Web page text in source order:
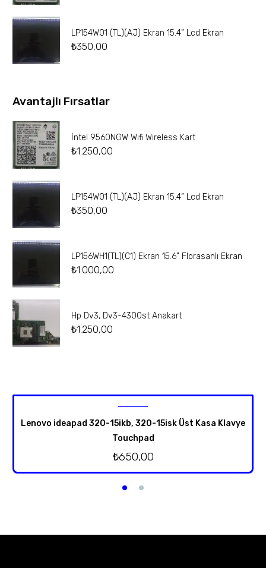
LP154W01 (TL)(AJ) Ekran 15.4” Lcd Ekran
₺350,00
Avantajlı Fırsatlar
İntel 9560NGW Wifi Wireless Kart
₺1.250,00
LP154W01 (TL)(AJ) Ekran 15.4” Lcd Ekran
₺350,00
LP156WH1(TL)(C1) Ekran 15.6” Florasanlı Ekran
₺1.000,00
Hp Dv3, Dv3-4300st Anakart
₺1.250,00
Lenovo ideapad 320-15ikb, 320-15isk Üst Kasa Klavye
Touchpad
₺650,00